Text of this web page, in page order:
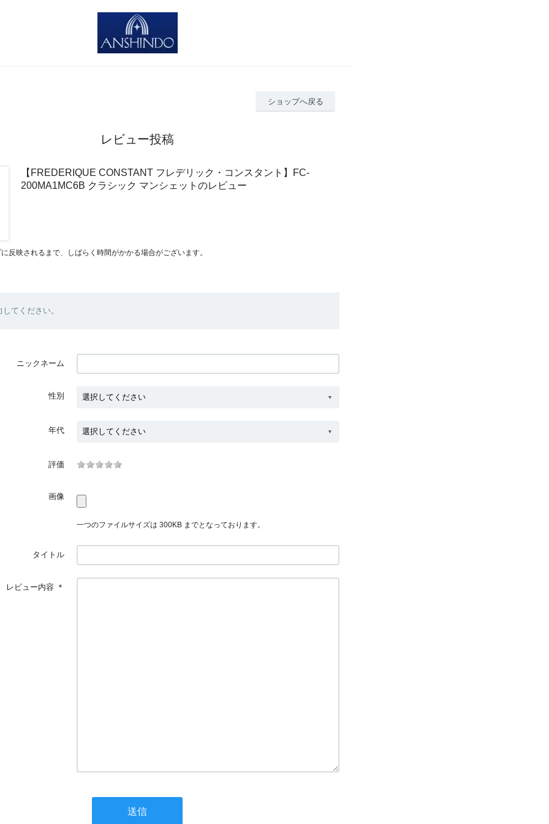
ショップへ戻る
レビュー投稿
【FREDERIQUE CONSTANT フレデリック・コンスタント】FC-
200MA1MC6B クラシック マンシェットのレビュー
反映されるまで、しばらく時間がかかる場合がございます。
てください。
ニックネーム
性別
年代
評価
画像
一つのファイルサイズは 300KB までとなっております。
タイトル
レビュー内容 ＊